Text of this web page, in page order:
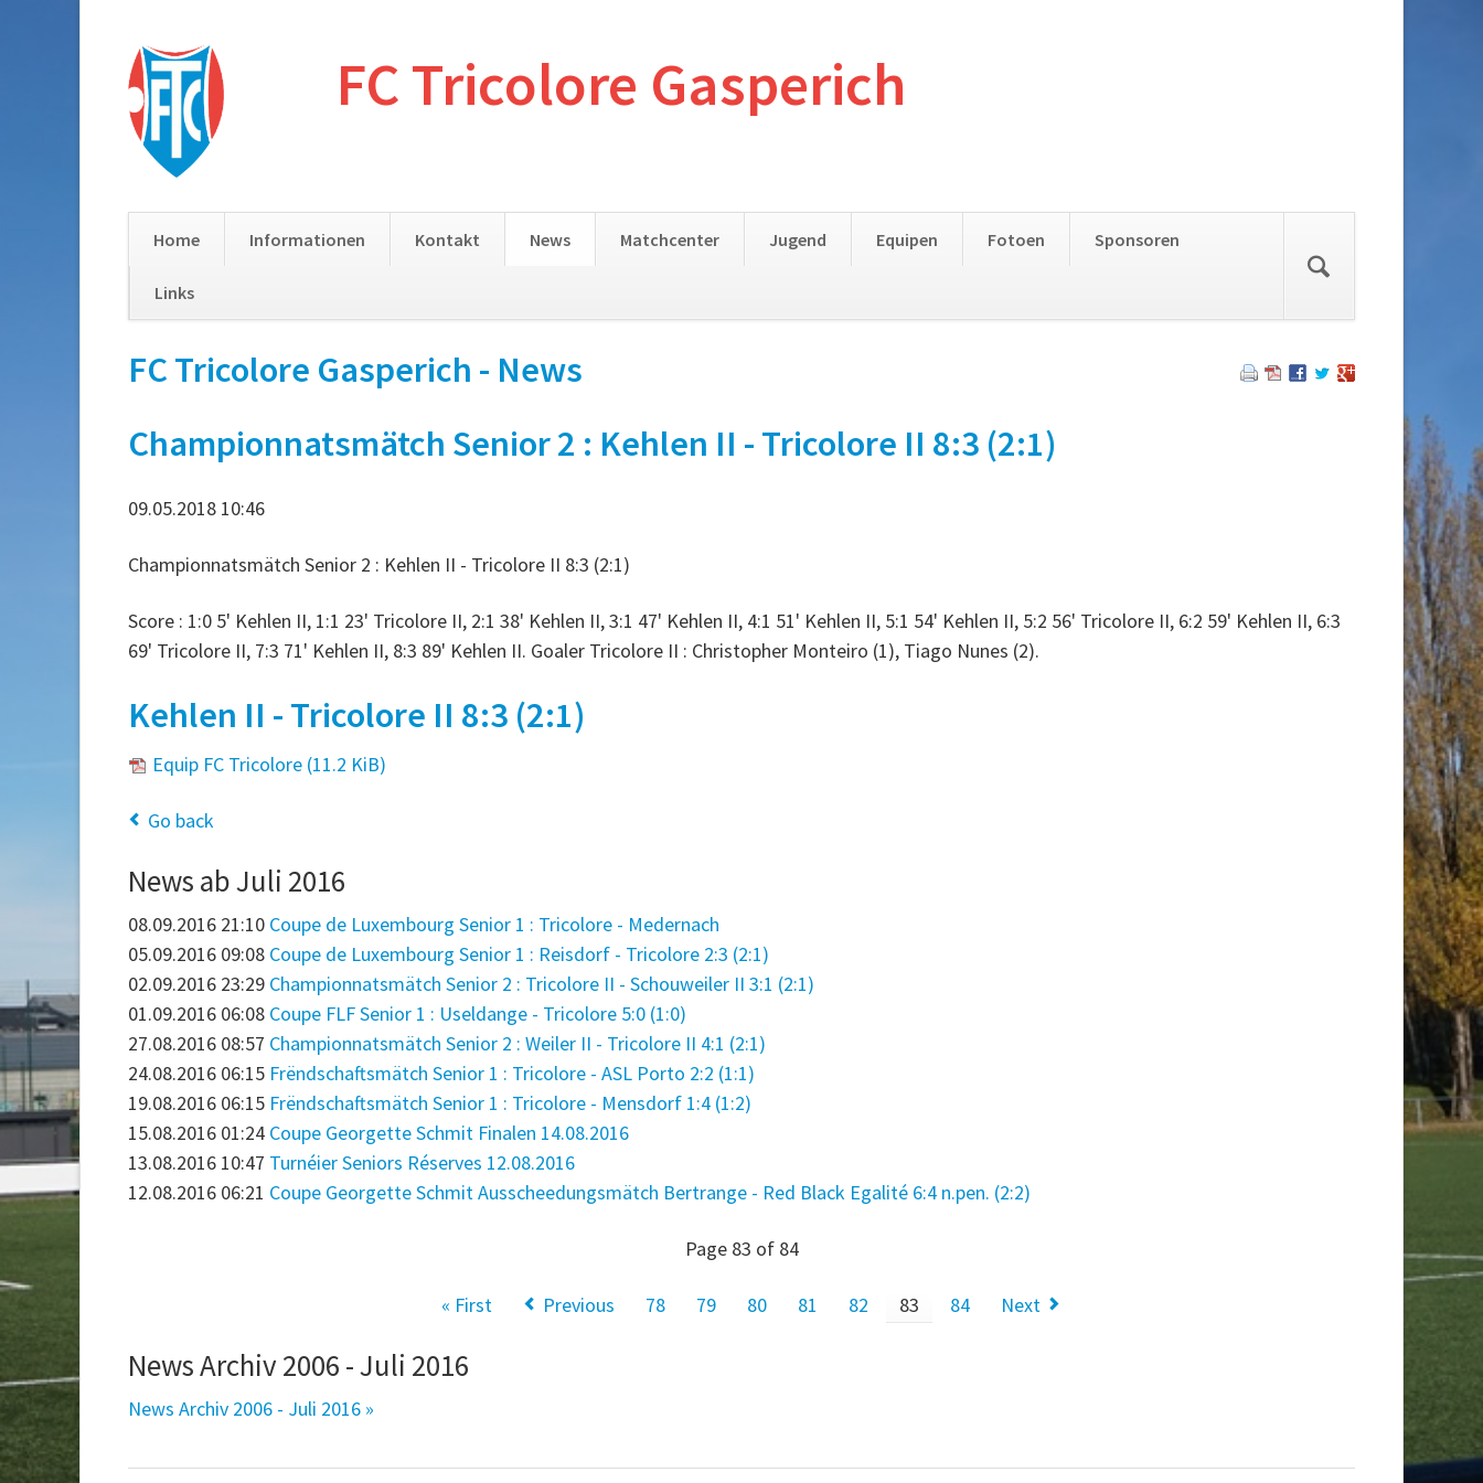
FC Tricolore Gasperich
navigation
Home Informationen Kontakt News Matchcenter Jugend Equipen Fotoen Sponsoren
Links
navigation
FC Tricolore Gasperich - News
Championnatsmätch Senior 2 : Kehlen II - Tricolore II 8:3 (2:1)
09.05.2018 10:46
Championnatsmätch Senior 2 : Kehlen II - Tricolore II 8:3 (2:1)
Score : 1:0 5' Kehlen II, 1:1 23' Tricolore II, 2:1 38' Kehlen II, 3:1 47' Kehlen II, 4:1 51' Kehlen II, 5:1 54' Kehlen II, 5:2 56' Tricolore II, 6:2 59' Kehlen II, 6:3
69' Tricolore II, 7:3 71' Kehlen II, 8:3 89' Kehlen II. Goaler Tricolore II : Christopher Monteiro (1), Tiago Nunes (2).
Kehlen II - Tricolore II 8:3 (2:1)
Equip FC Tricolore (11.2 KiB)
Go back
News ab Juli 2016
08.09.2016 21:10 Coupe de Luxembourg Senior 1 : Tricolore - Medernach
05.09.2016 09:08 Coupe de Luxembourg Senior 1 : Reisdorf - Tricolore 2:3 (2:1)
02.09.2016 23:29 Championnatsmätch Senior 2 : Tricolore II - Schouweiler II 3:1 (2:1)
01.09.2016 06:08 Coupe FLF Senior 1 : Useldange - Tricolore 5:0 (1:0)
27.08.2016 08:57 Championnatsmätch Senior 2 : Weiler II - Tricolore II 4:1 (2:1)
24.08.2016 06:15 Frëndschaftsmätch Senior 1 : Tricolore - ASL Porto 2:2 (1:1)
19.08.2016 06:15 Frëndschaftsmätch Senior 1 : Tricolore - Mensdorf 1:4 (1:2)
15.08.2016 01:24 Coupe Georgette Schmit Finalen 14.08.2016
13.08.2016 10:47 Turnéier Seniors Réserves 12.08.2016
12.08.2016 06:21 Coupe Georgette Schmit Ausscheedungsmätch Bertrange - Red Black Egalité 6:4 n.pen. (2:2)
Page 83 of 84
« First Previous 78 79 80 81 82 83 84 Next
News Archiv 2006 - Juli 2016
News Archiv 2006 - Juli 2016 »